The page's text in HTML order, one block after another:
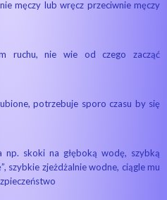
męczy lub wręcz przeciwnie męczy
ruchu, nie wie od czego zacząć
potrzebuje sporo czasu by się
np. skoki na głęboką wodę, szybką
szybkie zjeżdżalnie wodne, ciągle mu